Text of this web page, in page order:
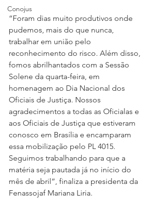
Conojus
“Foram dias muito produtivos onde
pudemos, mais do que nunca,
trabalhar em união pelo
reconhecimento do risco. Além disso,
fomos abrilhantados com a Sessão
Solene da quarta-feira, em
homenagem ao Dia Nacional dos
Oficiais de Justiça. Nossos
agradecimentos a todas as Oficialas e
aos Oficiais de Justiça que estiveram
conosco em Brasília e encamparam
essa mobilização pelo PL 4015.
Seguimos trabalhando para que a
matéria seja pautada já no início do
mês de abril”, finaliza a presidenta da
Fenassojaf Mariana Liria.